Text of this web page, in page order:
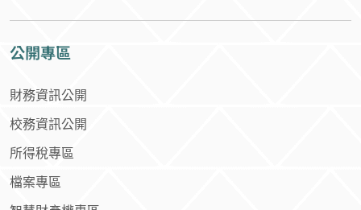
公開專區
財務資訊公開
校務資訊公開
所得稅專區
檔案專區